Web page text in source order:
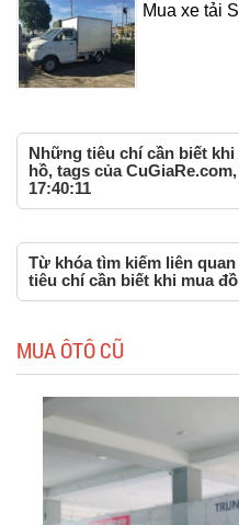
Mua xe tải
Những tiêu chí cần biết khi
hồ, tags của CuGiaRe.com,
17:40:11
Từ khóa tìm kiếm liên
tiêu chí cần biết khi mua
MUA ÔTÔ CŨ